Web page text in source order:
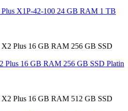
X1P-42-100 24 GB RAM 1 TB
Plus 16 GB RAM 256 GB SSD Platin